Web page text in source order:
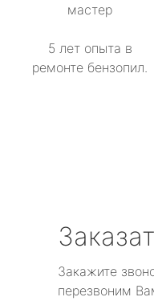
мастер
5 лет опыта в
ремонте бензопил.
Закажите
перезвоним